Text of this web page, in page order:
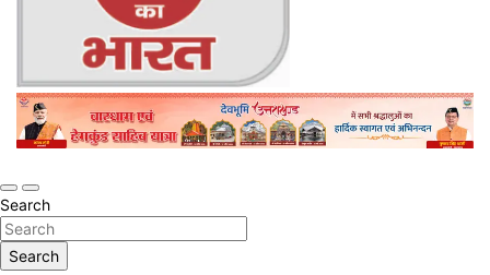
Jan Jan Ka Bharat
Online Trending Hindi News Website
Search
Search